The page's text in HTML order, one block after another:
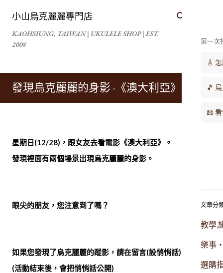
跳到主要內容
小山烏克麗麗專門店
KAOHSIUNG, TAIWAN | UKULELE SHOP | EST.
2008
發現烏克麗麗的身影 -《澳大利亞》(一)
星期日(12/28)，跟女友去看電影《澳大利亞》。
發現裡面有兩個場景出現烏克麗麗的身影。
眼尖的朋友，您注意到了嗎？
如果您發現了烏克麗麗的蹤影，請在留言(設悄悄話)回答。
(活動結束後，會把悄悄話公開)
第一次
🎸
🎵
📖
文章分
教學.
樂事
選購